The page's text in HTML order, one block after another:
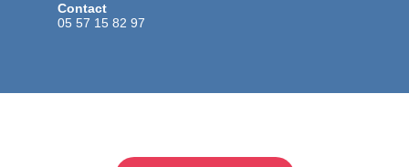
Contact
05 57 15 82 97